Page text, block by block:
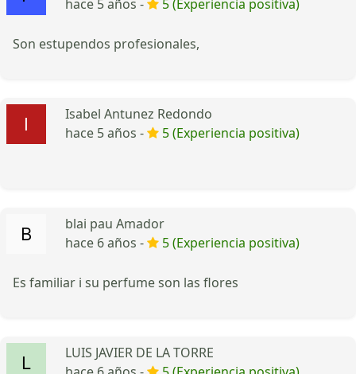
hace 5 años -
5 (Experiencia positiva)
Son estupendos profesionales,
Isabel Antunez Redondo
hace 5 años -
5 (Experiencia positiva)
blai pau Amador
hace 6 años -
5 (Experiencia positiva)
Es familiar i su perfume son las flores
LUIS JAVIER DE LA TORRE